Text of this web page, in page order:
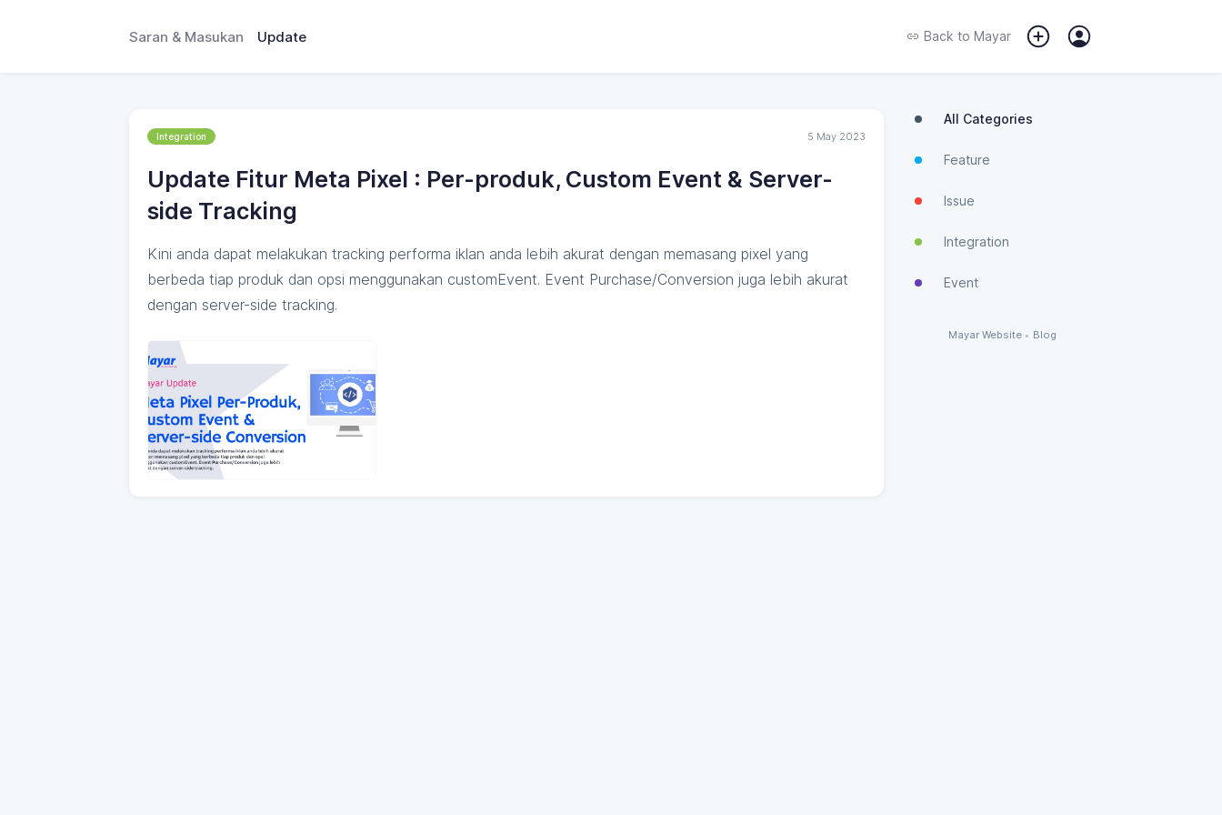
Saran & Masukan Update Back to Mayar
Integration 5 May 2023
Update Fitur Meta Pixel : Per-produk, Custom Event & Server-
side Tracking
Kini anda dapat melakukan tracking performa iklan anda lebih akurat dengan memasang pixel yang
berbeda tiap produk dan opsi menggunakan customEvent. Event Purchase/Conversion juga lebih akurat
dengan server-side tracking.
All Categories
Feature
Issue
Integration
Event
Mayar Website • Blog